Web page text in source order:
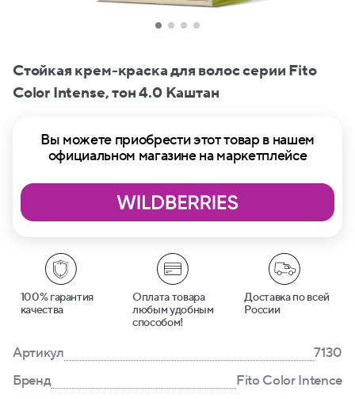
Стойкая крем-краска для волос серии Fito
Сolor Intense, тон 4.0 Каштан
Вы можете приобрести этот товар в нашем
официальном магазине на маркетплейсе
100% гарантия
качества
Оплата товара
любым удобным
способом!
Доставка по всей
России
Артикул
7130
Бренд
Fito Color Intence